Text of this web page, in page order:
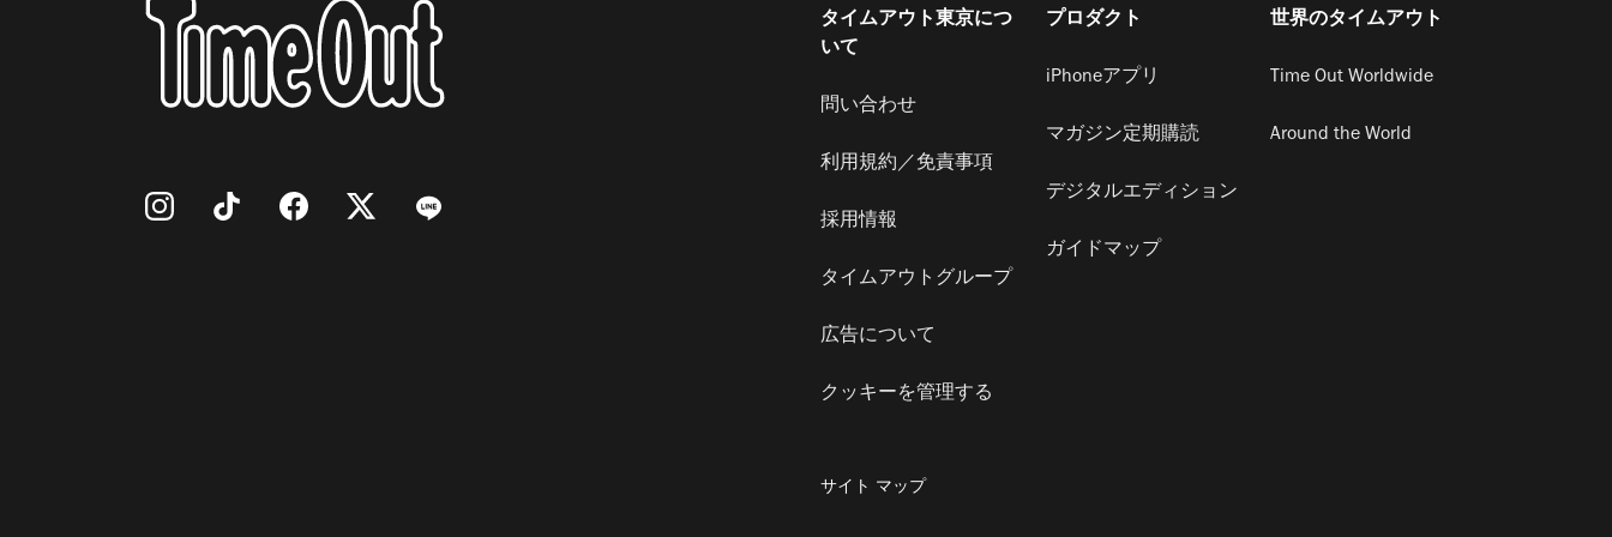
タイムアウト東京につ
いて
問い合わせ
利用規約／免責事項
採用情報
タイムアウトグループ
広告について
クッキーを管理する
プロダクト
iPhoneアプリ
マガジン定期購読
デジタルエディション
ガイドマップ
世界のタイムアウト
Time Out Worldwide
Around the World
サイト マップ